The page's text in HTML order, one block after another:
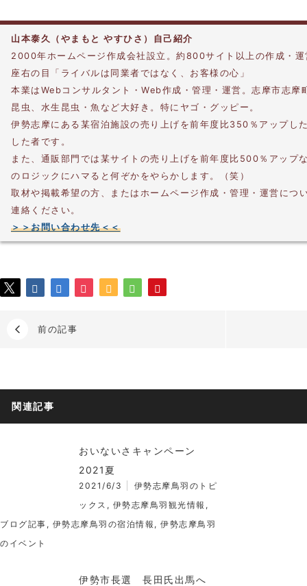
山本泰久（やまもと やすひさ）自己紹介
2000年ホームページ作成会社設立。約800サイト以上の作成・運
座右の目「ライバルは同業者ではなく、お客様の心」
本業はWebコンサルタント・Web作成・管理・運営。志摩市志摩
昆虫、水生昆虫・魚など大好き。特にヤゴ・グッピー。
伊勢志摩にある某宿泊施設の売り上げを前年度比350％アップし
した者です。
また、通販部門では某サイトの売り上げを前年度比500％アップ
のロジックにハマると何ぞかをやらかします。（笑）
取材や掲載希望の方、またはホームページ作成・管理・運営につ
連絡ください。
＞＞お問い合わせ先＜＜
前の記事
関連記事
おいないさキャンペーン
2021夏
2021/6/3
伊勢志摩鳥羽のトピ
ックス , 伊勢志摩鳥羽観光情報 ,
ブログ記事 , 伊勢志摩鳥羽の宿泊情報 , 伊勢志摩鳥羽
のイベント
伊勢市長選 長田氏出馬へ